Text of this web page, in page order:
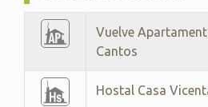
Vuelve
Cantos
Hostal Casa